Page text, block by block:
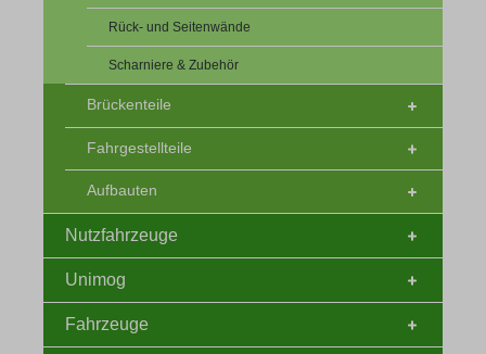
Rück- und Seitenwände
Scharniere & Zubehör
Brückenteile
Fahrgestellteile
Aufbauten
Nutzfahrzeuge
Unimog
Fahrzeuge